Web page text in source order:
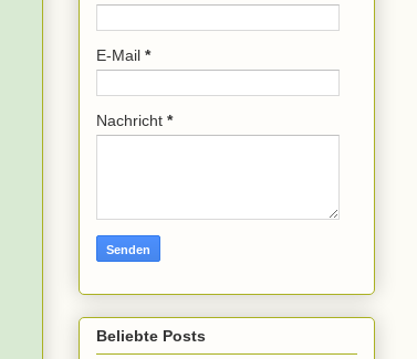
E-Mail *
Nachricht *
Beliebte Posts